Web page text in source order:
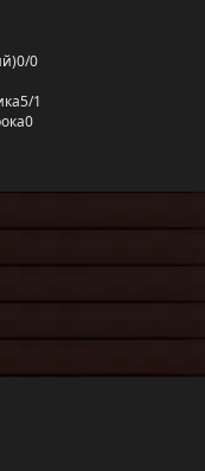
0/0
5/1
0